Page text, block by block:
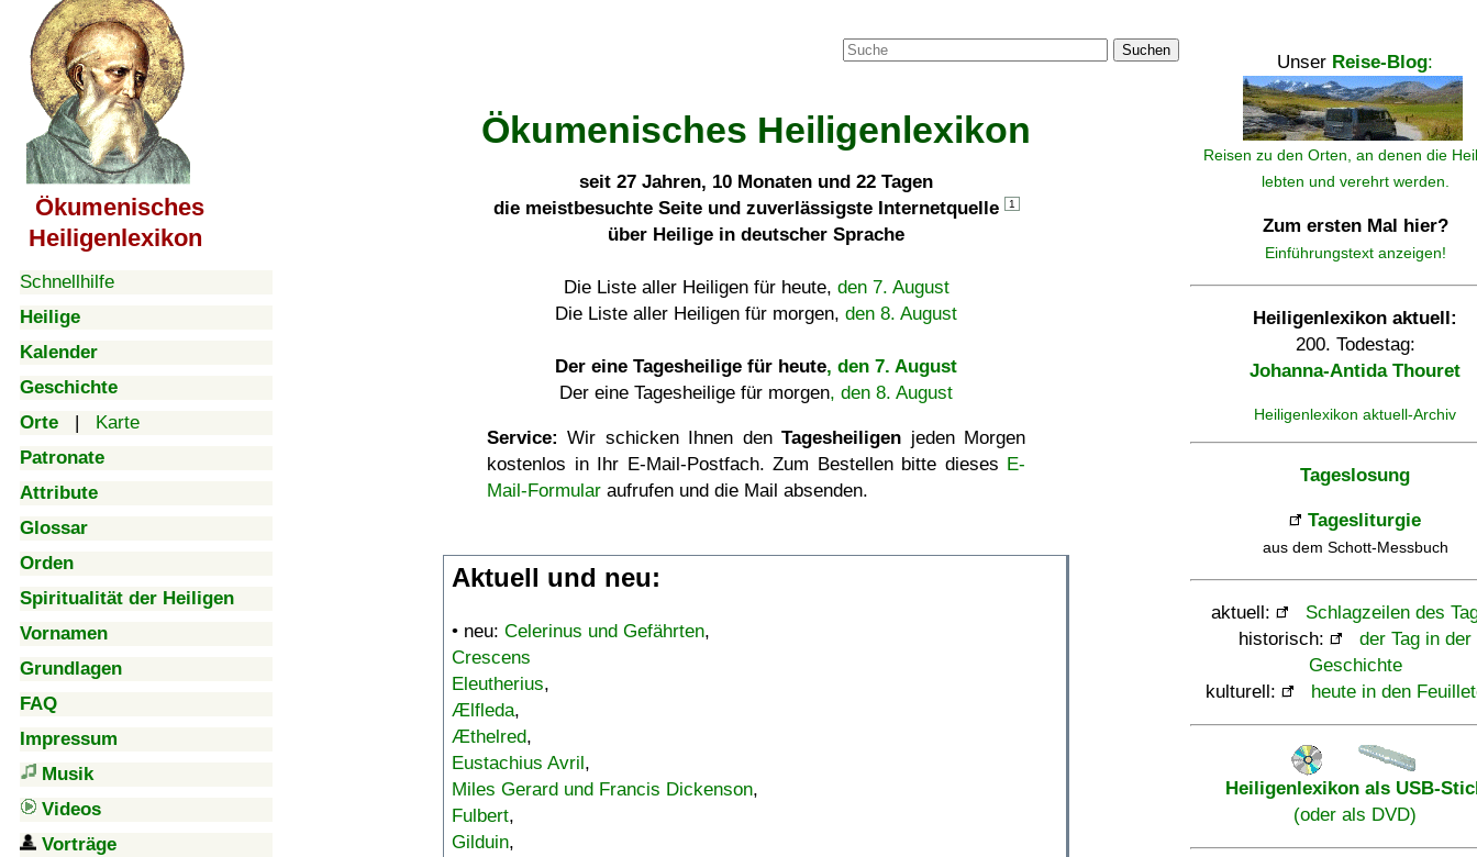
Ökumenisches
Heiligenlexikon
Schnellhilfe
Heilige
Kalender
Geschichte
Orte | Karte
Patronate
Attribute
Glossar
Orden
Spiritualität der Heiligen
Vornamen
Grundlagen
FAQ
Impressum
Musik
Videos
Vorträge
Suchen
Ökumenisches Heiligenlexikon
seit 27 Jahren, 10 Monaten und 22 Tagen
die meistbesuchte Seite und zuverlässigste Internetquelle
1
über Heilige in deutscher Sprache
Die Liste aller Heiligen für heute, den 7. August
Die Liste aller Heiligen für morgen, den 8. August
Der eine Tagesheilige für heute, den 7. August
Der eine Tagesheilige für morgen, den 8. August
Service: Wir schicken Ihnen denTagesheiligen jeden Morgen
kostenlos in Ihr E-Mail-Postfach. Zum Bestellen bitte dieses E-
Mail-Formular aufrufen und die Mail absenden.
Aktuell und neu:
• neu: Celerinus und Gefährten,
Crescens
Eleutherius,
Ælfleda,
Æthelred,
Eustachius Avril,
Miles Gerard und Francis Dickenson,
Fulbert,
Gilduin,
Unser Reise-Blog:
Reisen zu den Orten, an denen die
lebten und verehrt werden.
Zum ersten Mal hier?
Einführungstext anzeigen!
Heiligenlexikon aktuell:
200. Todestag:
Johanna-Antida Thouret
Heiligenlexikon aktuell-Archiv
Tageslosung
Tagesliturgie
aus dem Schott-Messbuch
aktuell:
Schlagzeilen des
historisch:
der Tag in der
Geschichte
kulturell:
heute in den
Heiligenlexikon als USB-
(oder als DVD)